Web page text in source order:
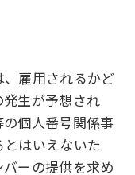
雇用されるかど
生が予想され
個人番号関係事
はいえないた
ーの提供を求め